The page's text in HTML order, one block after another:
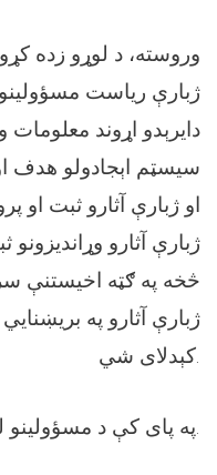
وروسته، د لوړو زده
ژبارې ریاست
دایرېدو اړوند
سیسټم اېجادولو هدف
او ژبارې آثارو ثبت او
ژبارې آثارو
څخه په ګټه اخیستنې
ژبارې آثارو په
کېدلای شي.
په پای کې د مسؤولینو لخوا ورکشاپ رسماً پیل شو.